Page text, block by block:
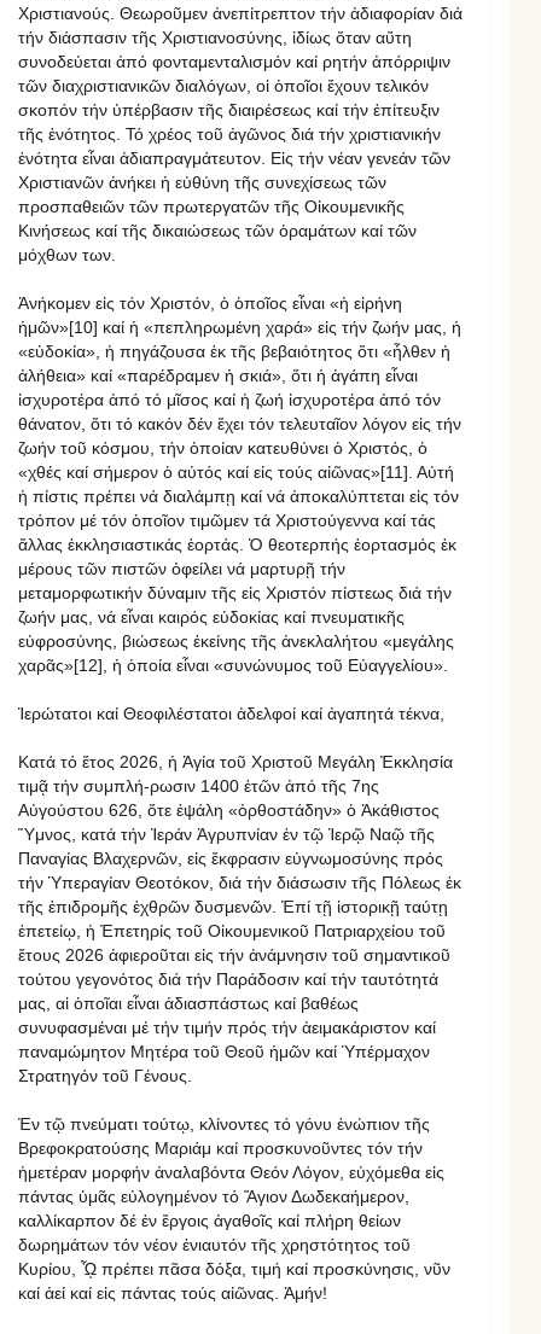
Χριστιανούς. Θεωροῦμεν ἀνεπίτρεπτον τήν ἀδιαφορίαν διά
τήν διάσπασιν τῆς Χριστιανοσύνης, ἰδίως ὅταν αὕτη
συνοδεύεται ἀπό φονταμενταλισμόν καί ρητήν ἀπόρριψιν
τῶν διαχριστιανικῶν διαλόγων, οἱ ὁποῖοι ἔχουν τελικόν
σκοπόν τήν ὑπέρβασιν τῆς διαιρέσεως καί τήν ἐπίτευξιν
τῆς ἑνότητος. Τό χρέος τοῦ ἀγῶνος διά τήν χριστιανικήν
ἑνότητα εἶναι ἀδιαπραγμάτευτον. Εἰς τήν νέαν γενεάν τῶν
Χριστιανῶν ἀνήκει ἡ εὐθύνη τῆς συνεχίσεως τῶν
προσπαθειῶν τῶν πρωτεργατῶν τῆς Οἰκουμενικῆς
Κινήσεως καί τῆς δικαιώσεως τῶν ὁραμάτων καί τῶν
μόχθων των.
Ἀνήκομεν εἰς τόν Χριστόν, ὁ ὁποῖος εἶναι «ἡ εἰρήνη
ἡμῶν»[10] καί ἡ «πεπληρωμένη χαρά» εἰς τήν ζωήν μας, ἡ
«εὐδοκία», ἡ πηγάζουσα ἐκ τῆς βεβαιότητος ὅτι «ἦλθεν ἡ
ἀλήθεια» καί «παρέδραμεν ἡ σκιά», ὅτι ἡ ἀγάπη εἶναι
ἰσχυροτέρα ἀπό τό μῖσος καί ἡ ζωή ἰσχυροτέρα ἀπό τόν
θάνατον, ὅτι τό κακόν δέν ἔχει τόν τελευταῖον λόγον εἰς τήν
ζωήν τοῦ κόσμου, τήν ὁποίαν κατευθύνει ὁ Χριστός, ὁ
«χθές καί σήμερον ὁ αὐτός καί εἰς τούς αἰῶνας»[11]. Αὐτή
ἡ πίστις πρέπει νά διαλάμπῃ καί νά ἀποκαλύπτεται εἰς τόν
τρόπον μέ τόν ὁποῖον τιμῶμεν τά Χριστούγεννα καί τάς
ἄλλας ἐκκλησιαστικάς ἑορτάς. Ὁ θεοτερπής ἑορτασμός ἐκ
μέρους τῶν πιστῶν ὀφείλει νά μαρτυρῇ τήν
μεταμορφωτικήν δύναμιν τῆς εἰς Χριστόν πίστεως διά τήν
ζωήν μας, νά εἶναι καιρός εὐδοκίας καί πνευματικῆς
εὐφροσύνης, βιώσεως ἐκείνης τῆς ἀνεκλαλήτου «μεγάλης
χαρᾶς»[12], ἡ ὁποία εἶναι «συνώνυμος τοῦ Εὐαγγελίου».
Ἱερώτατοι καί Θεοφιλέστατοι ἀδελφοί καί ἀγαπητά τέκνα,
Κατά τό ἔτος 2026, ἡ Ἁγία τοῦ Χριστοῦ Μεγάλη Ἐκκλησία
τιμᾷ τήν συμπλή-ρωσιν 1400 ἐτῶν ἀπό τῆς 7ης
Αὐγούστου 626, ὅτε ἐψάλη «ὀρθοστάδην» ὁ Ἀκάθιστος
Ὕμνος, κατά τήν Ἱεράν Ἀγρυπνίαν ἐν τῷ Ἱερῷ Ναῷ τῆς
Παναγίας Βλαχερνῶν, εἰς ἔκφρασιν εὐγνωμοσύνης πρός
τήν Ὑπεραγίαν Θεοτόκον, διά τήν διάσωσιν τῆς Πόλεως ἐκ
τῆς ἐπιδρομῆς ἐχθρῶν δυσμενῶν. Ἐπί τῇ ἱστορικῇ ταύτῃ
ἐπετείῳ, ἡ Ἐπετηρίς τοῦ Οἰκουμενικοῦ Πατριαρχείου τοῦ
ἔτους 2026 ἀφιεροῦται εἰς τήν ἀνάμνησιν τοῦ σημαντικοῦ
τούτου γεγονότος διά τήν Παράδοσιν καί τήν ταυτότητά
μας, αἱ ὁποῖαι εἶναι ἀδιασπάστως καί βαθέως
συνυφασμέναι μέ τήν τιμήν πρός τήν ἀειμακάριστον καί
παναμώμητον Μητέρα τοῦ Θεοῦ ἡμῶν καί Ὑπέρμαχον
Στρατηγόν τοῦ Γένους.
Ἐν τῷ πνεύματι τούτῳ, κλίνοντες τό γόνυ ἐνώπιον τῆς
Βρεφοκρατούσης Μαριάμ καί προσκυνοῦντες τόν τήν
ἡμετέραν μορφήν ἀναλαβόντα Θεόν Λόγον, εὐχόμεθα εἰς
πάντας ὑμᾶς εὐλογημένον τό Ἅγιον Δωδεκαήμερον,
καλλίκαρπον δέ ἐν ἔργοις ἀγαθοῖς καί πλήρη θείων
δωρημάτων τόν νέον ἐνιαυτόν τῆς χρηστότητος τοῦ
Κυρίου, ᾯ πρέπει πᾶσα δόξα, τιμή καί προσκύνησις, νῦν
καί ἀεί καί εἰς πάντας τούς αἰῶνας. Ἀμήν!